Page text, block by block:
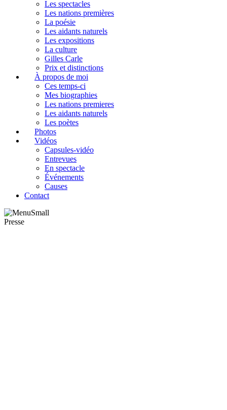
Les spectacles
Les nations premières
La poésie
Les aidants naturels
Les expositions
La culture
Gilles Carle
Prix et distinctions
À propos de moi
Ces temps-ci
Mes biographies
Les nations premieres
Les aidants naturels
Les poètes
Photos
Vidéos
Capsules-vidéo
Entrevues
En spectacle
Événements
Causes
Contact
Presse